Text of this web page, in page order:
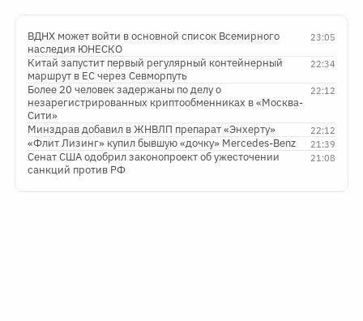
23:05
ВДНХ может войти в основной список Всемирного
наследия ЮНЕСКО
22:34
Китай запустит первый регулярный контейнерный
маршрут в ЕС через Севморпуть
22:12
Более 20 человек задержаны по делу о
незарегистрированных криптообменниках в «Москва-
Сити»
22:12
Минздрав добавил в ЖНВЛП препарат «Энхерту»
21:39
«Флит Лизинг» купил бывшую «дочку» Mercedes-Benz
21:08
Сенат США одобрил законопроект об ужесточении
санкций против РФ